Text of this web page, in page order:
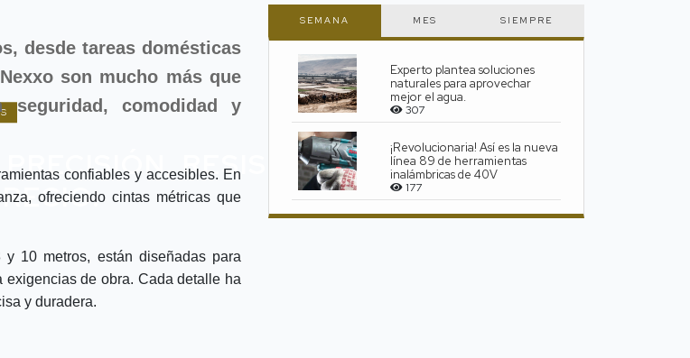
RESISTENCIA
desde tareas domésticas
son mucho más que
comodidad y
confiables y accesibles. En
ofreciendo cintas métricas que
10 metros, están diseñadas para
exigencias de obra. Cada detalle ha
y duradera.
SEMANA MES SIEMPRE
Experto plantea soluciones
naturales para aprovechar
mejor el agua.
307
¡Revolucionaria! Así es la nueva
línea 89 de herramientas
inalámbricas de 40V
177